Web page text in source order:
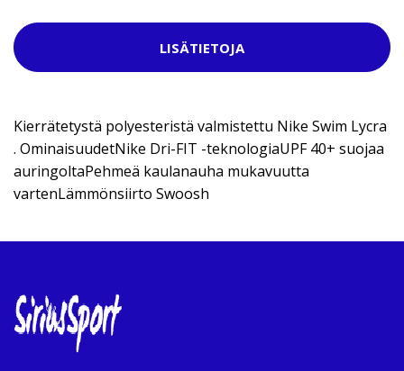
LISÄTIETOJA
Kierrätetystä polyesteristä valmistettu Nike Swim Lycra
. OminaisuudetNike Dri-FIT -teknologiaUPF 40+ suojaa
auringoltaPehmeä kaulanauha mukavuutta
vartenLämmönsiirto Swoosh